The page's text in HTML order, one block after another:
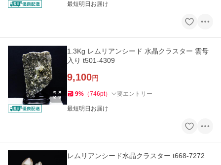
最短明日お届け
1.3Kg レムリアンシード 水晶クラスター 雲母
入り t501-4309
9,100円
9% （746pt） 要エントリー
最短明日お届け
レムリアンシード水晶クラスター t668-7272